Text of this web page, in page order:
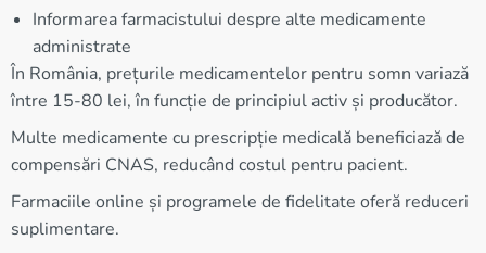
Informarea farmacistului despre alte medicamente
administrate
În România, prețurile medicamentelor pentru somn variază
între 15-80 lei, în funcție de principiul activ și producător.
Multe medicamente cu prescripție medicală beneficiază de
compensări CNAS, reducând costul pentru pacient.
Farmaciile online și programele de fidelitate oferă reduceri
suplimentare.